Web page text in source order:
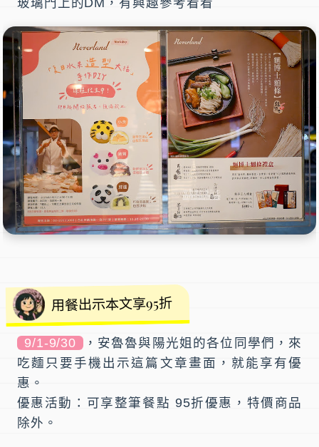
用餐出示本文享95折
9/1-9/30
，安魯魯與陽光姐的各位同學們，來
吃麵只要手機出示這篇文章畫面，就能享有優
惠。
優惠活動：可享整筆餐點 95折優惠，特價商品
除外。